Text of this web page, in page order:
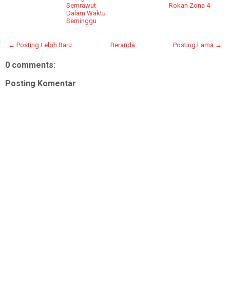
Semrawut
Dalam Waktu
Seminggu
Rokan Zona 4
← Posting Lebih Baru Posting Lama →
Beranda
0 comments:
Posting Komentar